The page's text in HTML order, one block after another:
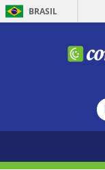
BRASIL